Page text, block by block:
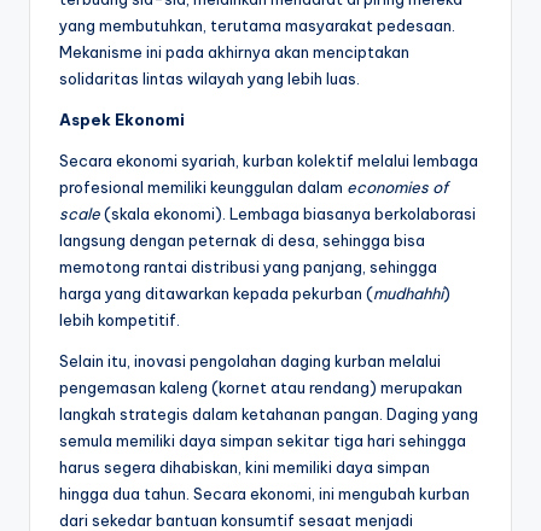
yang membutuhkan, terutama masyarakat pedesaan.
Mekanisme ini pada akhirnya akan menciptakan
solidaritas lintas wilayah yang lebih luas.
Aspek Ekonomi
Secara ekonomi syariah, kurban kolektif melalui lembaga
profesional memiliki keunggulan dalam economies of
scale(skala ekonomi). Lembaga biasanya berkolaborasi
langsung dengan peternak di desa, sehingga bisa
memotong rantai distribusi yang panjang, sehingga
harga yang ditawarkan kepada pekurban (mudhahhi)
lebih kompetitif.
Selain itu, inovasi pengolahan daging kurban melalui
pengemasan kaleng (kornet atau rendang) merupakan
langkah strategis dalam ketahanan pangan. Daging yang
semula memiliki daya simpan sekitar tiga hari sehingga
harus segera dihabiskan, kini memiliki daya simpan
hingga dua tahun. Secara ekonomi, ini mengubah kurban
dari sekedar bantuan konsumtif sesaat menjadi